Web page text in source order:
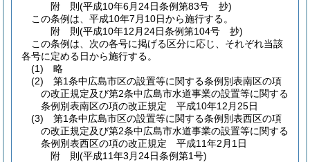
附 則(平成10年6月24日条例第83号 抄)
この条例は、平成10年7月10日から施行する。
附 則(平成10年12月24日条例第104号 抄)
この条例は、次の各号に掲げる区分に応じ、それぞれ当該
各号に定める日から施行する。
(1)
略
(2)
第1条中広島市区の設置等に関する条例別表南区の項
の改正規定及び第2条中広島市水道事業の設置等に関する
条例別表南区の項の改正規定 平成10年12月25日
(3)
第1条中広島市区の設置等に関する条例別表西区の項
の改正規定及び第2条中広島市水道事業の設置等に関する
条例別表西区の項の改正規定 平成11年2月1日
附 則(平成11年3月24日条例第1号)